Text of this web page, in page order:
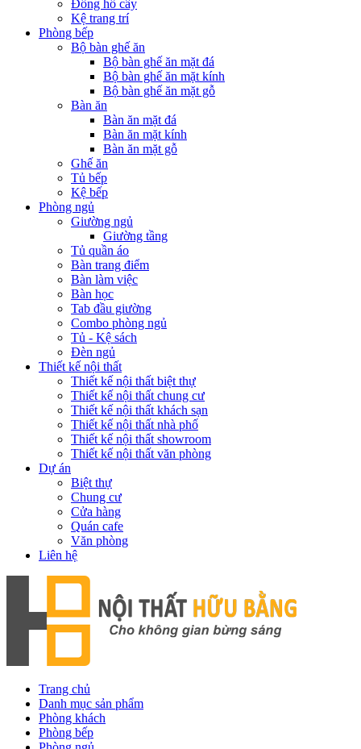
Đồng hồ cây
Kệ trang trí
Phòng bếp
Bộ bàn ghế ăn
Bộ bàn ghế ăn mặt đá
Bộ bàn ghế ăn mặt kính
Bộ bàn ghế ăn mặt gỗ
Bàn ăn
Bàn ăn mặt đá
Bàn ăn mặt kính
Bàn ăn mặt gỗ
Ghế ăn
Tủ bếp
Kệ bếp
Phòng ngủ
Giường ngủ
Giường tầng
Tủ quần áo
Bàn trang điểm
Bàn làm việc
Bàn học
Tab đầu giường
Combo phòng ngủ
Tủ - Kệ sách
Đèn ngủ
Thiết kế nội thất
Thiết kế nội thất biệt thự
Thiết kế nội thất chung cư
Thiết kế nội thất khách sạn
Thiết kế nội thất nhà phố
Thiết kế nội thất showroom
Thiết kế nội thất văn phòng
Dự án
Biệt thự
Chung cư
Cửa hàng
Quán cafe
Văn phòng
Liên hệ
Trang chủ
Danh mục sản phẩm
Phòng khách
Phòng bếp